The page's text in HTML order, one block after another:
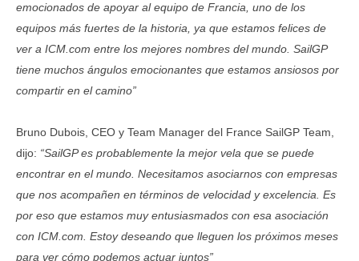
emocionados de apoyar al equipo de Francia, uno de los
equipos más fuertes de la historia, ya que estamos felices de
ver a ICM.com entre los mejores nombres del mundo. SailGP
tiene muchos ángulos emocionantes que estamos ansiosos por
compartir en el camino”
Bruno Dubois, CEO y Team Manager del France SailGP Team,
dijo: “SailGP es probablemente la mejor vela que se puede
encontrar en el mundo. Necesitamos asociarnos con empresas
que nos acompañen en términos de velocidad y excelencia. Es
por eso que estamos muy entusiasmados con esa asociación
con ICM.com. Estoy deseando que lleguen los próximos meses
para ver cómo podemos actuar juntos”